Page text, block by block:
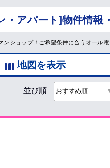
アパート]物件情報
ショップ！ご希望条件に合うオール
地図を表示
並び順